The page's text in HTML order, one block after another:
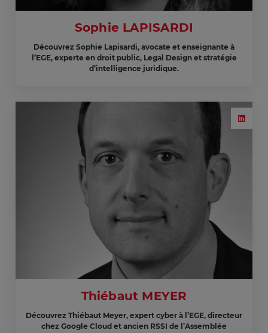
Sophie LAPISARDI
Découvrez Sophie Lapisardi, avocate et enseignante à
l’EGE, experte en droit public, Legal Design et stratégie
d’intelligence juridique.
Thiébaut MEYER
Découvrez Thiébaut Meyer, expert cyber à l’EGE, directeur
chez Google Cloud et ancien RSSI de l’Assemblée